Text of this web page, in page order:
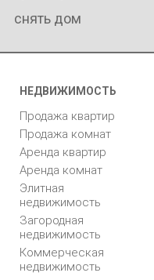
снять дом
НЕДВИЖИМОСТЬ
Продажа квартир
Продажа комнат
Аренда квартир
Аренда комнат
Элитная
недвижимость
Загородная
недвижимость
Коммерческая
недвижимость